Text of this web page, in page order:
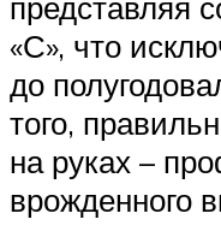
представляя
«С», что
до
того,
на руках –
врожденного